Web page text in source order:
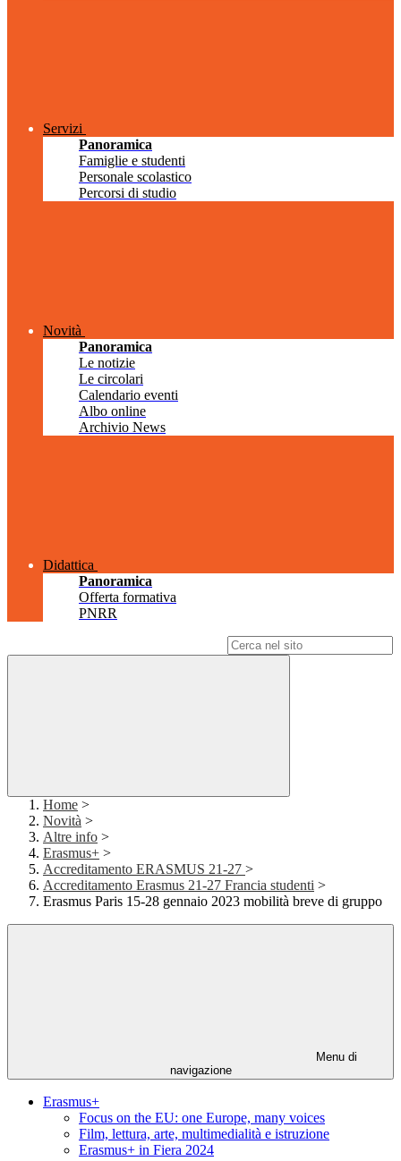
Servizi
Panoramica
Famiglie e studenti
Personale scolastico
Percorsi di studio
Novità
Panoramica
Le notizie
Le circolari
Calendario eventi
Albo online
Archivio News
Didattica
Panoramica
Offerta formativa
PNRR
Home >
Novità >
Altre info >
Erasmus+ >
Accreditamento ERASMUS 21-27 >
Accreditamento Erasmus 21-27 Francia studenti >
Erasmus Paris 15-28 gennaio 2023 mobilità breve di gruppo
Menu di
navigazione
Erasmus+
Focus on the EU: one Europe, many voices
Film, lettura, arte, multimedialità e istruzione
Erasmus+ in Fiera 2024